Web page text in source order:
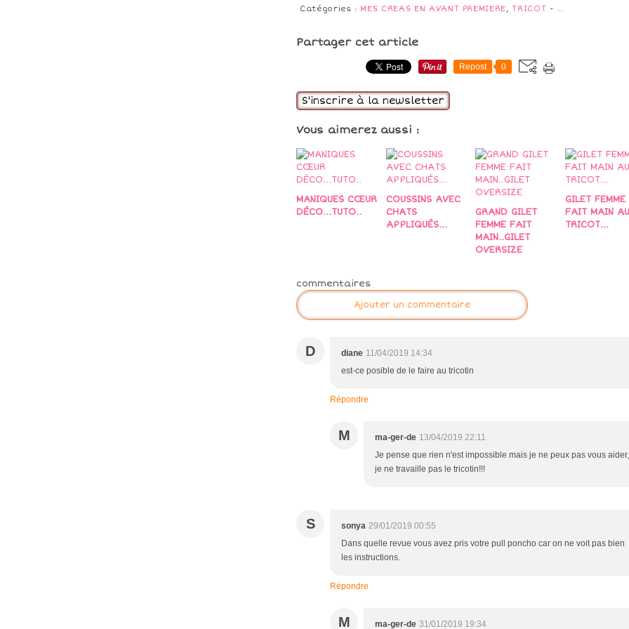
Catégories : MES CREAS EN AVANT PREMIERE, TRICOT - …
Partager cet article
Repost 0
S'inscrire à la newsletter
Vous aimerez aussi :
MANIQUES CŒUR
DÉCO...TUTO..
COUSSINS AVEC
CHATS
APPLIQUÉS...
GRAND GILET
FEMME FAIT
MAIN..GILET
OVERSIZE
GILET FEMME
FAIT MAIN AU
TRICOT...
commentaires
Ajouter un commentaire
D diane 11/04/2019 14:34
est-ce posible de le faire au tricotin
Répondre
M ma-ger-de 13/04/2019 22:11
Je pense que rien n'est impossible mais je ne peux pas vous aider,
je ne travaille pas le tricotin!!!
S sonya 29/01/2019 00:55
Dans quelle revue vous avez pris votre pull poncho car on ne voit pas bien
les instructions.
Répondre
M ma-ger-de 31/01/2019 19:34